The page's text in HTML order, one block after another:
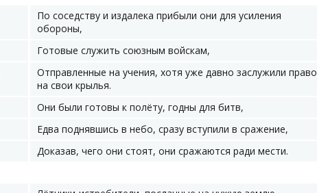
По соседству и издалека прибыли они для усиления
обороны,
Готовые служить союзным войскам,
Отправленные на учения, хотя уже давно заслужили право
на свои крылья.
Они были готовы к полёту, годны для битв,
Едва поднявшись в небо, сразу вступили в сражение,
Доказав, чего они стоят, они сражаются ради мести.